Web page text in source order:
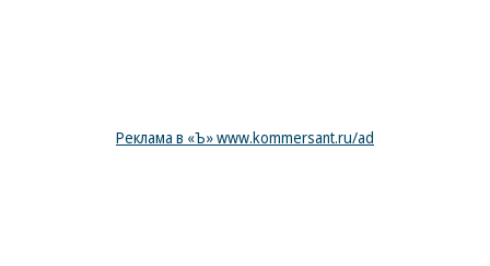
Реклама в «Ъ» www.kommersant.ru/ad